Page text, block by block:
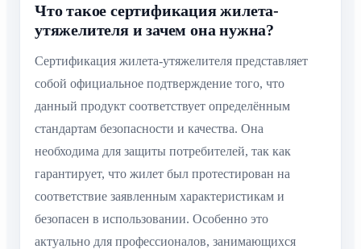
Что такое сертификация жилета-
утяжелителя и зачем она нужна?
Сертификация жилета-утяжелителя представляет
собой официальное подтверждение того, что
данный продукт соответствует определённым
стандартам безопасности и качества. Она
необходима для защиты потребителей, так как
гарантирует, что жилет был протестирован на
соответствие заявленным характеристикам и
безопасен в использовании. Особенно это
актуально для профессионалов, занимающихся